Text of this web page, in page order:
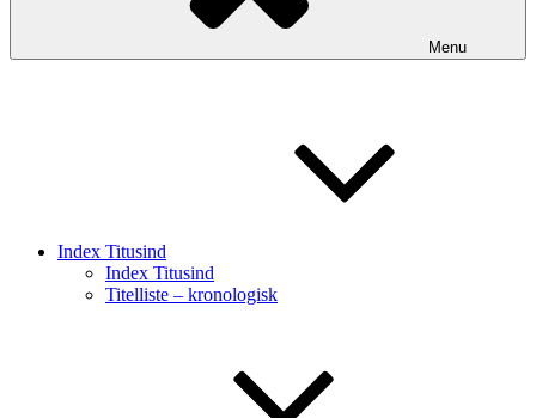
Menu
Index Titusind
Index Titusind
Titelliste – kronologisk